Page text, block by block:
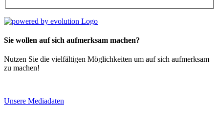
Sie wollen auf sich aufmerksam machen?
Nutzen Sie die vielfältigen Möglichkeiten um auf sich aufmerksam
zu machen!
Unsere Mediadaten